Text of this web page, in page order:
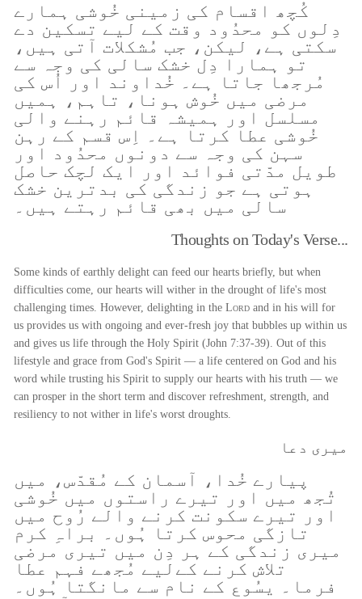
کُچھ اقسام کی زمینی خُوشی ہمارے
دِلوں کو محدُود وقت کے لیے تسکین دے
سکتی ہے، لیکن، جب مُشکلات آتی ہیں،
تو ہمارا دِل خشک سالی کی وجہ سے
مُرجھا جاتا ہے۔ خُداوند اور اُس کی
مرضی میں خُوش ہونا، تاہم، ہمیں
مسلسل اور ہمیشہ قائم رہنے والی
خُوشی عطا کرتا ہے۔ اِس قسم کے رہن
سہن کی وجہ سے دونوں محدُود اور
طویل مدّتی فوائد اور ایک لچک حاصل
ہوتی ہے جو زندگی کی بدترین خشک
سالی میں بھی قائم رہتے ہیں۔
Thoughts on Today's Verse...
Some kinds of earthly delight can feed our hearts briefly, but when
difficulties come, our hearts will wither in the drought of life's most
challenging times. However, delighting in theLord and in his will for
us provides us with ongoing and ever-fresh joy that bubbles up within us
and gives us life through the Holy Spirit (John 7:37-39). Out of this
lifestyle and grace from God's Spirit — a life centered on God and his
word while trusting his Spirit to supply our hearts with his truth — we
can prosper in the short term and discover refreshment, strength, and
resiliency to not wither in life's worst droughts.
میری دعا
پیارے خُدا، آسمان کے مُقدّس، میں
تُجھ میں اور تیرے راستوں میں خُوشی
اور تیرے سکونت کرنے والے رُوح میں
تازگی محوس کرتا ہُوں۔ براہِ کرم
میری زندگی کے ہر دِن میں تیری مرضی
تلاش کرنے کےلیے مُجھے فہم عطا
فرما۔ یسُوع کے نام سے مانگتا ہُوں۔